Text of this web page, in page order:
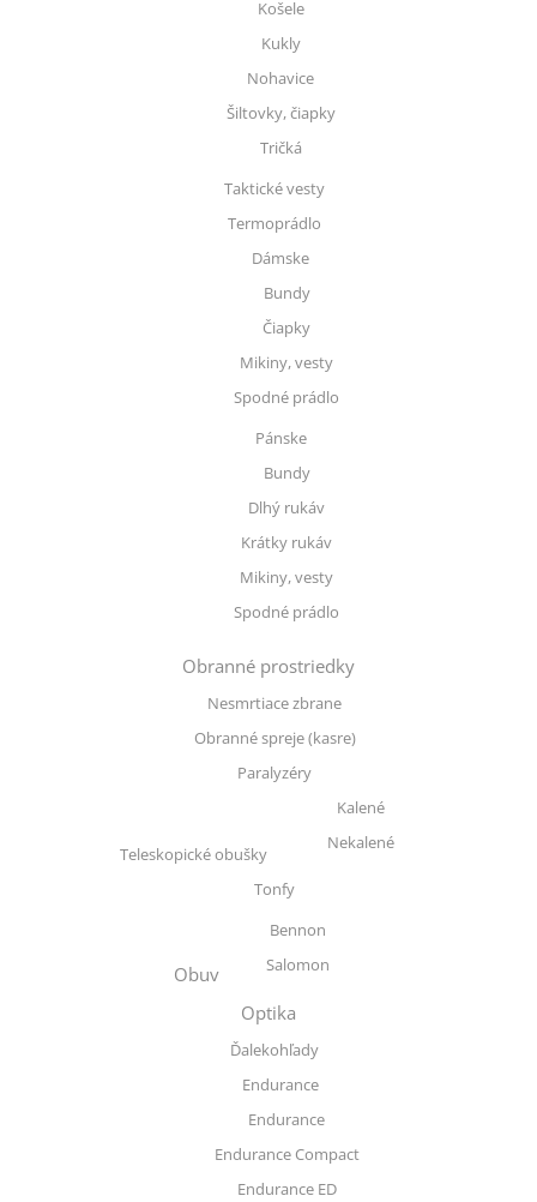
Košele
Kukly
Nohavice
Šiltovky, čiapky
Tričká
Taktické vesty
Termoprádlo
Dámske
Bundy
Čiapky
Mikiny, vesty
Spodné prádlo
Pánske
Bundy
Dlhý rukáv
Krátky rukáv
Mikiny, vesty
Spodné prádlo
Obranné prostriedky
Nesmrtiace zbrane
Obranné spreje (kasre)
Paralyzéry
Teleskopické obušky
Kalené
Nekalené
Tonfy
Obuv
Bennon
Salomon
Optika
Ďalekohľady
Endurance
Endurance
Endurance Compact
Endurance ED